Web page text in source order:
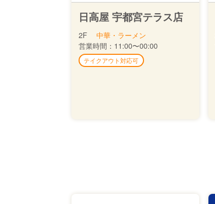
日高屋 宇都宮テラス店
2F
中華・ラーメン
営業時間： 11:00〜00:00
テイクアウト対応可